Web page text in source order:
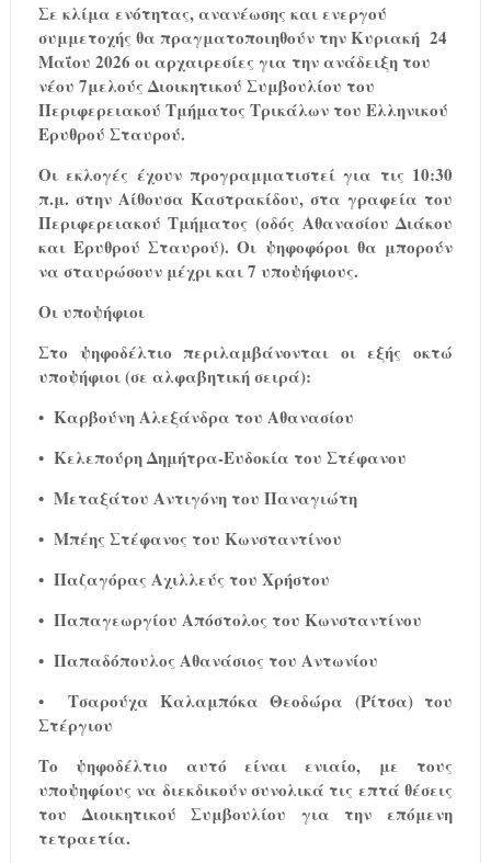
Σε κλίμα ενότητας, ανανέωσης και ενεργού
συμμετοχής θα πραγματοποιηθούν την Κυριακή 24
Μαΐου 2026 οι αρχαιρεσίες για την ανάδειξη του
νέου 7μελούς Διοικητικού Συμβουλίου του
Περιφερειακού Τμήματος Τρικάλων του Ελληνικού
Ερυθρού Σταυρού.
Οι εκλογές έχουν προγραμματιστεί για τις 10:30
π.μ. στην Αίθουσα Καστρακίδου, στα γραφεία του
Περιφερειακού Τμήματος (οδός Αθανασίου Διάκου
και Ερυθρού Σταυρού). Οι ψηφοφόροι θα μπορούν
να σταυρώσουν μέχρι και 7 υποψήφιους.
Οι υποψήφιοι
Στο ψηφοδέλτιο περιλαμβάνονται οι εξής οκτώ
υποψήφιοι (σε αλφαβητική σειρά):
• Καρβούνη Αλεξάνδρα του Αθανασίου
• Κελεπούρη Δημήτρα-Ευδοκία του Στέφανου
• Μεταξάτου Αντιγόνη του Παναγιώτη
• Μπέης Στέφανος του Κωνσταντίνου
• Παζαγόρας Αχιλλεύς του Χρήστου
• Παπαγεωργίου Απόστολος του Κωνσταντίνου
• Παπαδόπουλος Αθανάσιος του Αντωνίου
• Τσαρούχα Καλαμπόκα Θεοδώρα (Ρίτσα) του
Στέργιου
Το ψηφοδέλτιο αυτό είναι ενιαίο, με τους
υποψηφίους να διεκδικούν συνολικά τις επτά θέσεις
του Διοικητικού Συμβουλίου για την επόμενη
τετραετία.